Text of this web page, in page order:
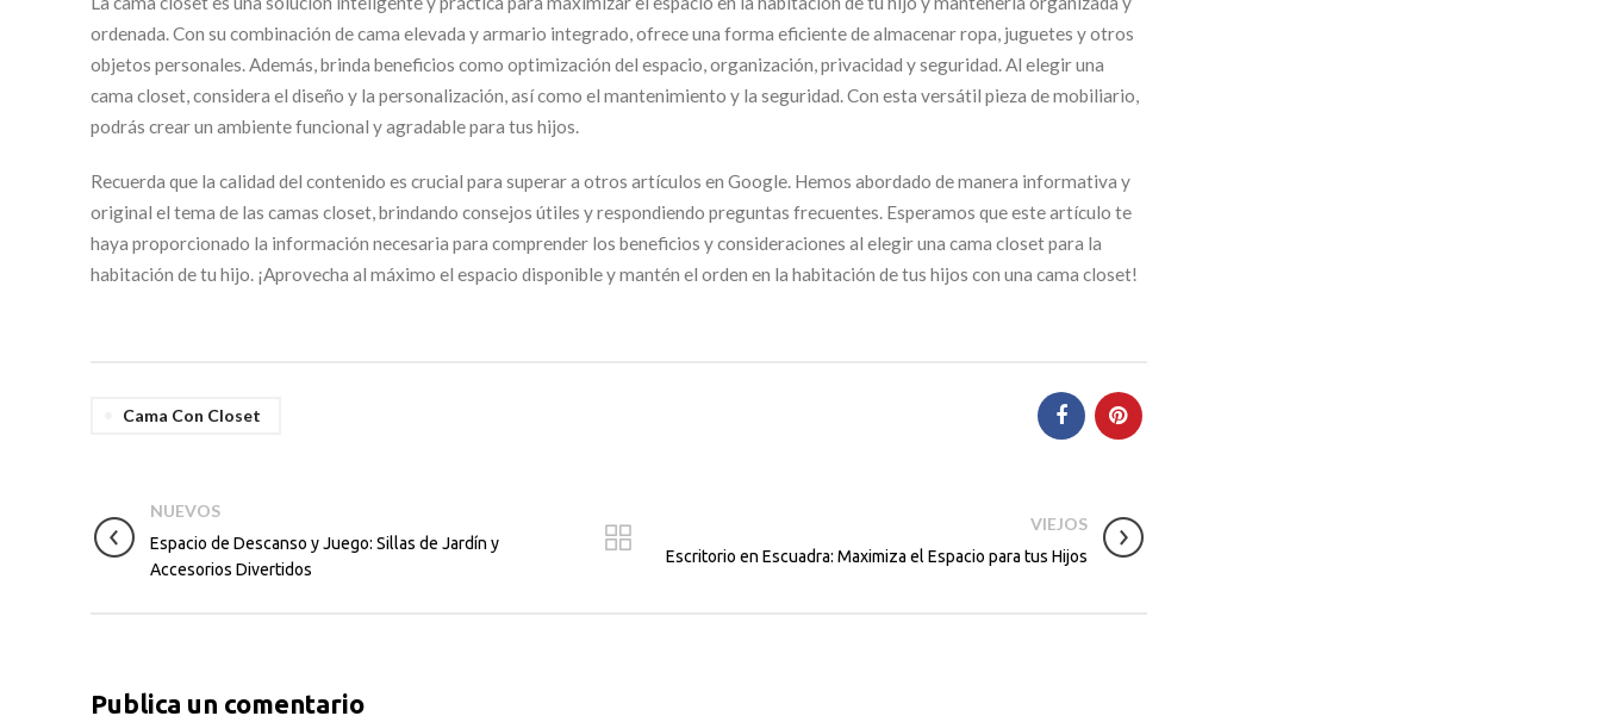
ordenada. Con su combinación de cama elevada y armario integrado, ofrece una forma eficiente de almacenar ropa, juguetes y otros
objetos personales. Además, brinda beneficios como optimización del espacio, organización, privacidad y seguridad. Al elegir una
cama closet, considera el diseño y la personalización, así como el mantenimiento y la seguridad. Con esta versátil pieza de mobiliario,
podrás crear un ambiente funcional y agradable para tus hijos.
Recuerda que la calidad del contenido es crucial para superar a otros artículos en Google. Hemos abordado de manera informativa y
original el tema de las camas closet, brindando consejos útiles y respondiendo preguntas frecuentes. Esperamos que este artículo te
haya proporcionado la información necesaria para comprender los beneficios y consideraciones al elegir una cama closet para la
habitación de tu hijo. ¡Aprovecha al máximo el espacio disponible y mantén el orden en la habitación de tus hijos con una cama closet!
Cama Con Closet
NUEVOS
Espacio de Descanso y Juego: Sillas de Jardín y
Accesorios Divertidos
VIEJOS
Escritorio en Escuadra: Maximiza el Espacio para tus Hijos
Publica un comentario